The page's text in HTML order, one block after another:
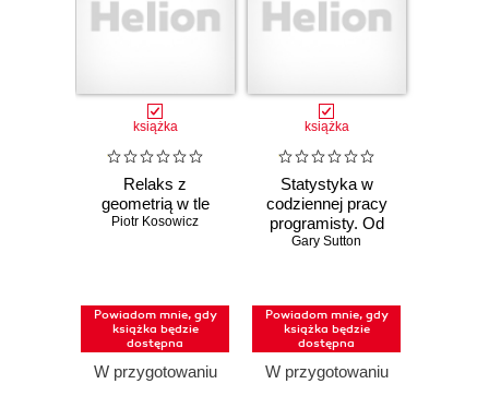
książka
Relaks z
geometrią w tle
Piotr Kosowicz
Powiadom mnie, gdy
książka będzie
dostępna
W przygotowaniu
książka
Statystyka w
codziennej pracy
programisty. Od
teorii do kodu w
Gary Sutton
Powiadom mnie, gdy
książka będzie
dostępna
W przygotowaniu